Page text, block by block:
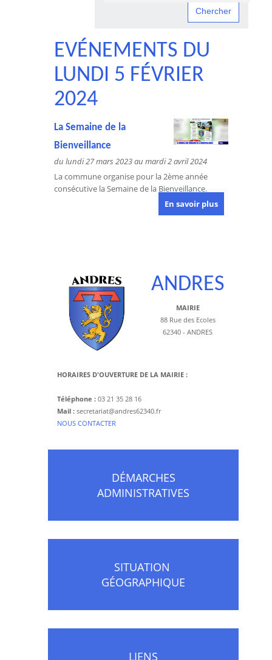
EVÉNEMENTS DU
LUNDI 5 FÉVRIER
2024
La Semaine de la
Bienveillance
du lundi 27 mars 2023 au mardi 2 avril 2024
La commune organise pour la 2ème année
consécutive la Semaine de la Bienveillance.
En savoir plus
ANDRES
MAIRIE
88 Rue des Ecoles
62340 - ANDRES
HORAIRES D'OUVERTURE DE LA MAIRIE :
Téléphone : 03 21 35 28 16
Mail : secretariat@andres62340.fr
​NOUS CONTACTER
DÉMARCHES
ADMINISTRATIVES
SITUATION
GÉOGRAPHIQUE
LIENS